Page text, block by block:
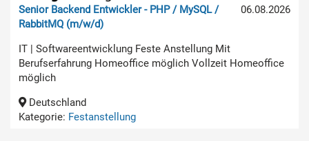
06.08.2026
Senior Backend Entwickler - PHP / MySQL /
RabbitMQ (m/w/d)
IT | Softwareentwicklung Feste Anstellung Mit
Berufserfahrung Homeoffice möglich Vollzeit Homeoffice
möglich
Deutschland
Kategorie: Festanstellung